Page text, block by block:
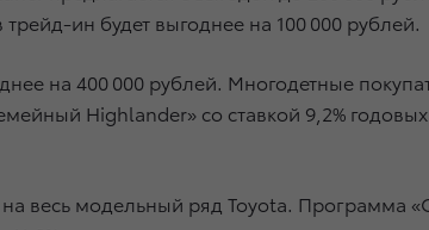
ин будет выгоднее на 100 000 рублей.
на 400 000 рублей. Многодетные
Highlander» со ставкой 9,2%
весь модельный ряд Toyota. Программа